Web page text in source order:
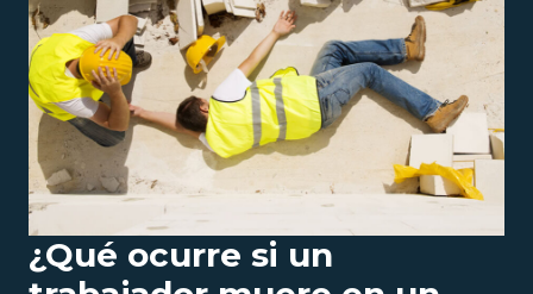
¿Qué ocurre si un